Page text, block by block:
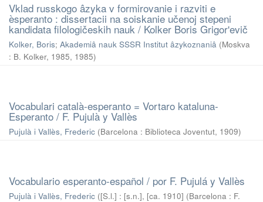
Vklad russkogo âzyka v formirovanie i razviti e
èsperanto : dissertacii na soiskanie učenoj stepeni
kandidata filologičeskih nauk / Kolker Boris Grigorʹevič
Kolker, Boris; Akademiâ nauk SSSR Institut âzykoznaniâ (Moskva
: B. Kolker, 1985, 1985)
Vocabulari català-esperanto = Vortaro kataluna-
Esperanto / F. Pujulà y Vallès
Pujulà i Vallès, Frederic (Barcelona : Biblioteca Joventut, 1909)
Vocabulario esperanto-español / por F. Pujulá y Vallès
Pujulà i Vallès, Frederic ([S.l.] : [s.n.], [ca. 1910] (Barcelona : F.